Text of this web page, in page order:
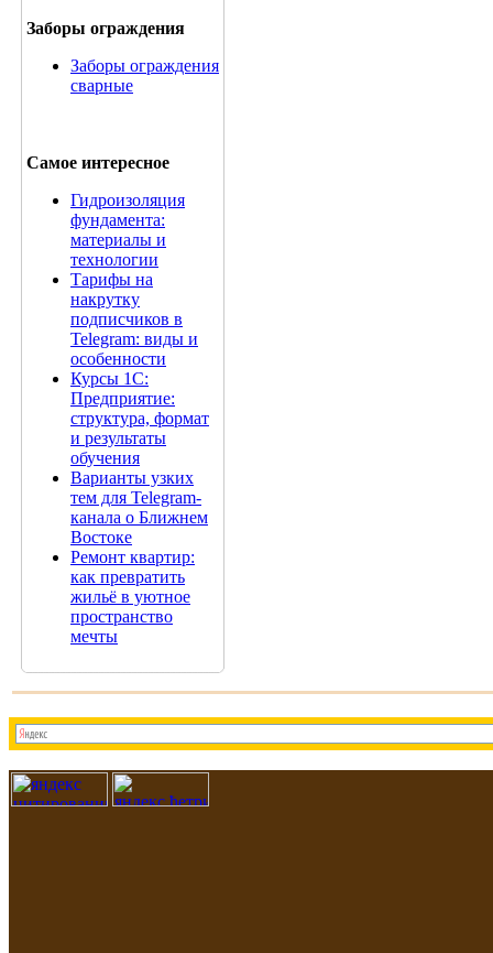
Заборы ограждения
Заборы ограждения
сварные
Самое интересное
Гидроизоляция
фундамента:
материалы и
технологии
Тарифы на
накрутку
подписчиков в
Telegram: виды и
особенности
Курсы 1С:
Предприятие:
структура, формат
и результаты
обучения
Варианты узких
тем для Telegram-
канала о Ближнем
Востоке
Ремонт квартир:
как превратить
жильё в уютное
пространство
мечты